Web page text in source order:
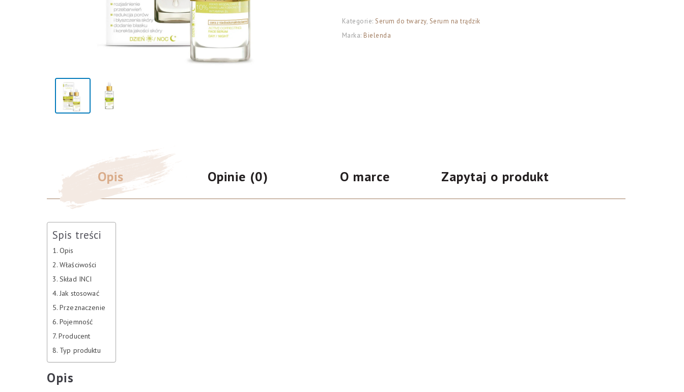
Clinic
Professional
Kategorie:Serum do twarzy, Serum na trądzik
Marka: Bielenda
Opis Opinie (0) O marce Zapytaj o produkt
Spis treści
Opis
Właściwości
Skład INCI
Jak stosować
Przeznaczenie
Pojemność
Producent
Typ produktu
Opis